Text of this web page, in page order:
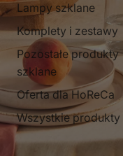
Lampy szklane
Komplety i zestawy
Pozostałe produkty
szklane
Oferta dla HoReCa
Wszystkie produkty